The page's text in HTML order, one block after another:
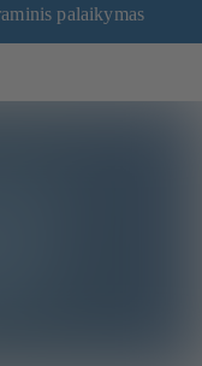
palaikymas